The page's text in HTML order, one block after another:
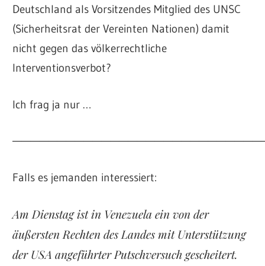
Deutschland als Vorsitzendes Mitglied des UNSC
(Sicherheitsrat der Vereinten Nationen) damit
nicht gegen das völkerrechtliche
Interventionsverbot?
Ich frag ja nur …
Falls es jemanden interessiert:
Am Dienstag ist in Venezuela ein von der
äußersten Rechten des Landes mit Unterstützung
der USA angeführter Putschversuch gescheitert.